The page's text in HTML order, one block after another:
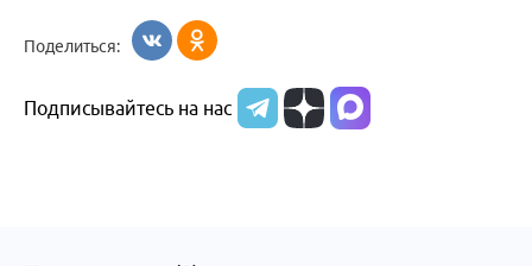
Алтайский
край
Поделиться:
Подписывайтесь на нас